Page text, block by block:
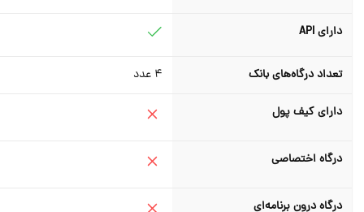
دارای API
تعداد درگاه‌های بانک عدد
دارای کیف پول
درگاه اختصاصی
درگاه درون برنامه‌ای